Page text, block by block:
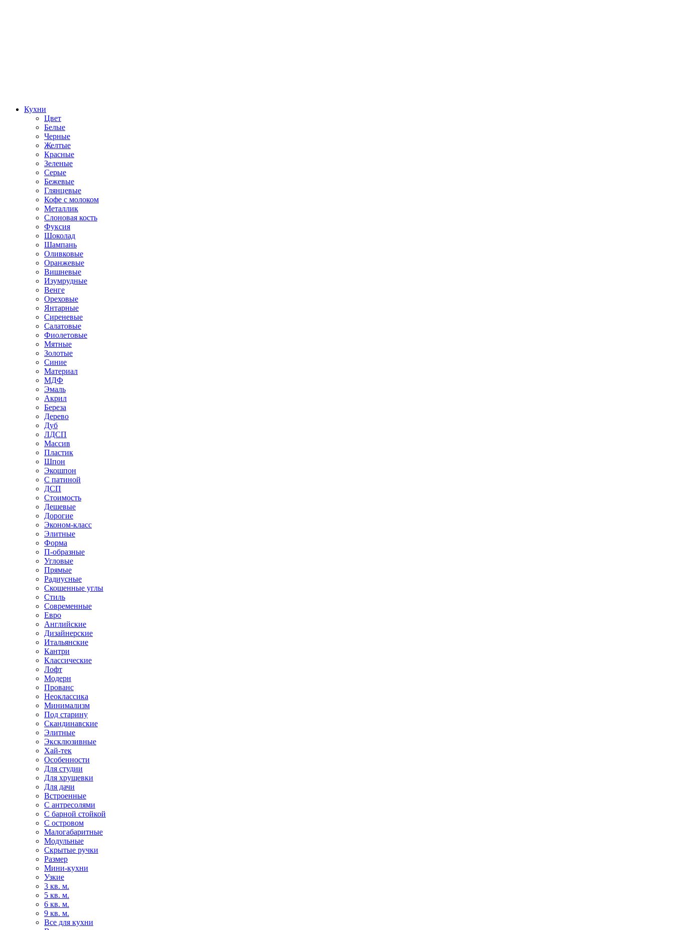
Кухни
Цвет
Белые
Черные
Желтые
Красные
Зеленые
Серые
Бежевые
Глянцевые
Кофе с молоком
Металлик
Слоновая кость
Фуксия
Шоколад
Шампань
Оливковые
Оранжевые
Вишневые
Изумрудные
Венге
Ореховые
Янтарные
Сиреневые
Салатовые
Фиолетовые
Мятные
Золотые
Синие
Материал
МДФ
Эмаль
Акрил
Береза
Дерево
Дуб
ЛДСП
Массив
Пластик
Шпон
Экошпон
С патиной
ДСП
Стоимость
Дешевые
Дорогие
Эконом-класс
Элитные
Форма
П-образные
Угловые
Прямые
Радиусные
Скошенные углы
Стиль
Современные
Евро
Английские
Дизайнерские
Итальянские
Кантри
Классические
Лофт
Модерн
Прованс
Неоклассика
Минимализм
Под старину
Скандинавские
Элитные
Эксклюзивные
Хай-тек
Особенности
Для студии
Для хрущевки
Для дачи
Встроенные
С антресолями
С барной стойкой
С островом
Малогабаритные
Модульные
Скрытые ручки
Размер
Мини-кухни
Узкие
3 кв. м.
5 кв. м.
6 кв. м.
9 кв. м.
Все для кухни